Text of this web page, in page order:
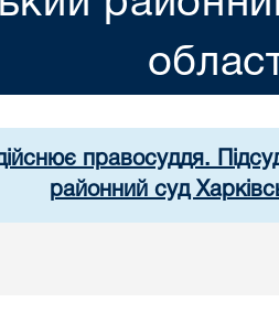
правосуддя.
районний суд